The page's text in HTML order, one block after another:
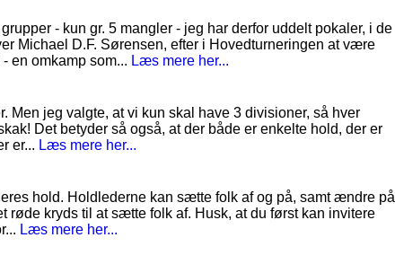
- kun gr. 5 mangler - jeg har derfor uddelt pokaler, i de
Michael D.F. Sørensen, efter i Hovedturneringen at være
en omkamp som... Læs mere her...
Men jeg valgte, at vi kun skal have 3 divisioner, så hver
Det betyder så også, at der både er enkelte hold, der er
er... Læs mere her...
hold. Holdlederne kan sætte folk af og på, samt ændre på
kryds til at sætte folk af. Husk, at du først kan invitere
Læs mere her...